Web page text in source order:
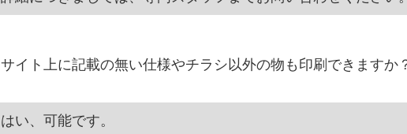
サイト上に記載の無い仕様やチラシ以外の物も印刷できますか
はい、可能です。